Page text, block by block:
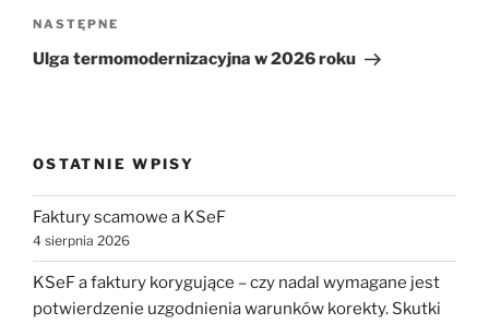
Następny
wpis
NASTĘPNE
Ulga termomodernizacyjna w 2026 roku
OSTATNIE WPISY
Faktury scamowe a KSeF
4 sierpnia 2026
KSeF a faktury korygujące – czy nadal wymagane jest
potwierdzenie uzgodnienia warunków korekty. Skutki